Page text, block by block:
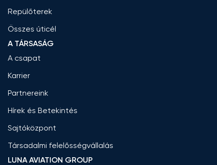
Repülőterek
Összes úticél
A TÁRSASÁG
A csapat
Karrier
Partnereink
Hírek és Betekintés
Sajtóközpont
Társadalmi felelősségvállalás
LUNA AVIATION GROUP